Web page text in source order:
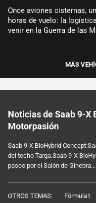
Once aviones cisternas,
horas de vuelo: la
venir en la Guerra de las
MÁS
Noticias de Saab 9-X
Motorpasión
Saab 9-X BioHybrid
del techo Targa.Saab 9-X
paseo por el Salón de Ginebra...
OTROS TEMAS: Fórmula1